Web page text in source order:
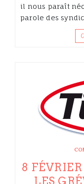
il nous paraît
parole des
8
LES